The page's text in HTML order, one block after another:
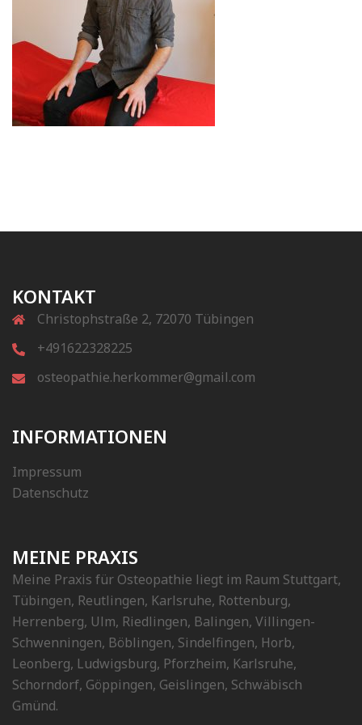
KONTAKT
Christophstraße 2, 72070 Tübingen
+491622328225
osteopathie.herkommer@gmail.com
INFORMATIONEN
Impressum
Datenschutz
MEINE PRAXIS
Meine Praxis für Osteopathie liegt im Raum Stuttgart,
Tübingen, Reutlingen, Karlsruhe, Rottenburg,
Herrenberg, Ulm, Riedlingen, Balingen, Villingen-
Schwenningen, Böblingen, Sindelfingen, Horb,
Leonberg, Ludwigsburg, Pforzheim, Karlsruhe,
Schorndorf, Göppingen, Geislingen, Schwäbisch
Gmünd.